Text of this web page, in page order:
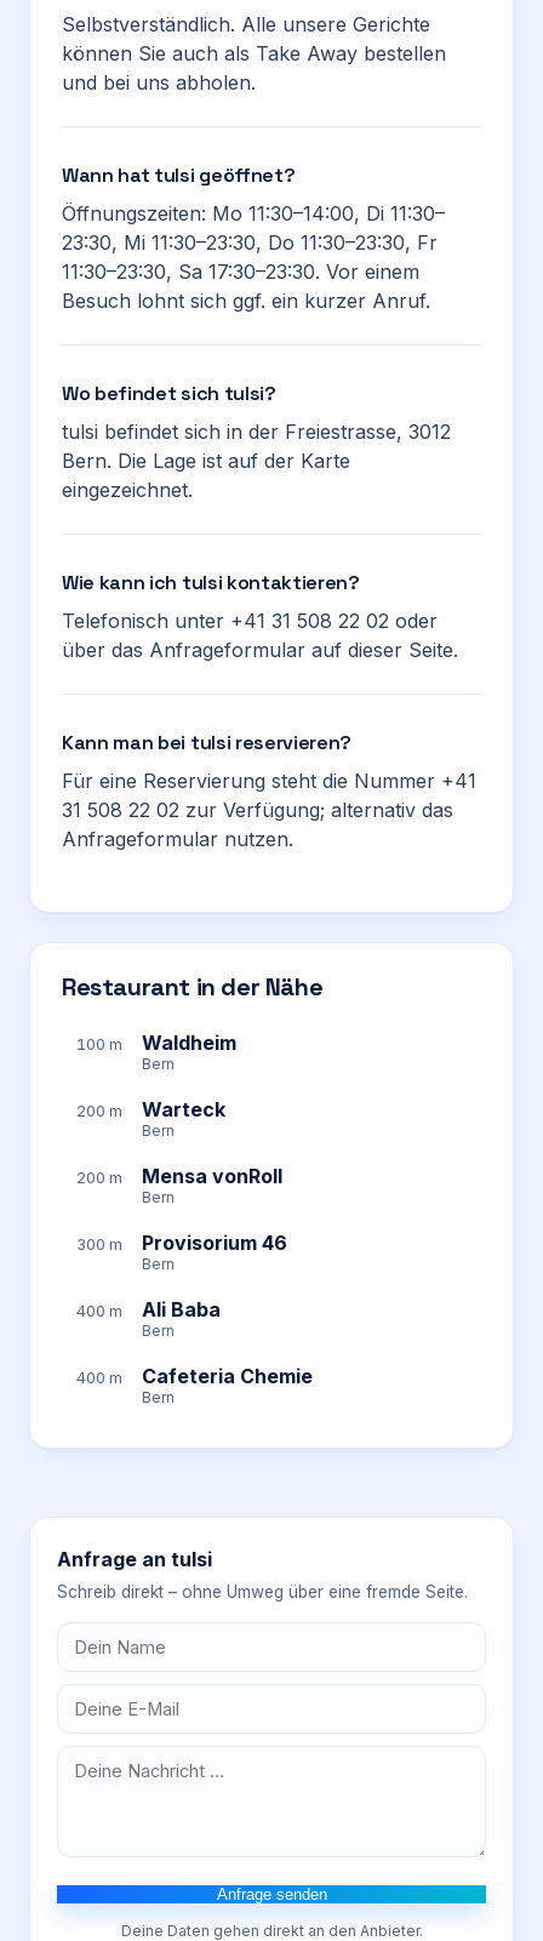
Selbstverständlich. Alle unsere Gerichte
können Sie auch als Take Away bestellen
und bei uns abholen.
Wann hat tulsi geöffnet?
Öffnungszeiten: Mo 11:30–14:00, Di 11:30–
23:30, Mi 11:30–23:30, Do 11:30–23:30, Fr
11:30–23:30, Sa 17:30–23:30. Vor einem
Besuch lohnt sich ggf. ein kurzer Anruf.
Wo befindet sich tulsi?
tulsi befindet sich in der Freiestrasse, 3012
Bern. Die Lage ist auf der Karte
eingezeichnet.
Wie kann ich tulsi kontaktieren?
Telefonisch unter +41 31 508 22 02 oder
über das Anfrageformular auf dieser Seite.
Kann man bei tulsi reservieren?
Für eine Reservierung steht die Nummer +41
31 508 22 02 zur Verfügung; alternativ das
Anfrageformular nutzen.
Restaurant in der Nähe
100 m Waldheim
Bern
200 m Warteck
Bern
200 m Mensa vonRoll
Bern
300 m Provisorium 46
Bern
400 m Ali Baba
Bern
400 m Cafeteria Chemie
Bern
Anfrage an tulsi
Schreib direkt – ohne Umweg über eine fremde Seite.
Anfrage senden
Deine Daten gehen direkt an den Anbieter.